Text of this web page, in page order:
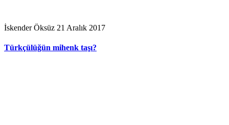
İskender Öksüz 21 Aralık 2017
Türkçülüğün mihenk taşı?